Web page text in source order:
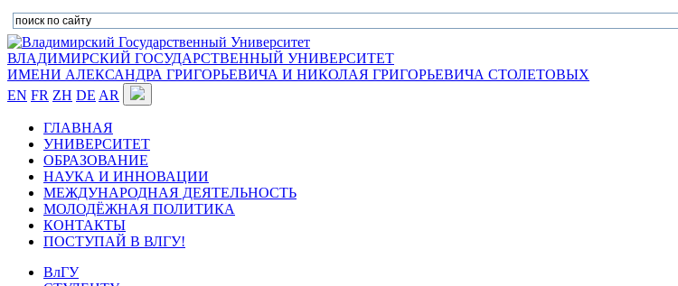
ВЛАДИМИРСКИЙ ГОСУДАРСТВЕННЫЙ УНИВЕРСИТЕТ
ИМЕНИ АЛЕКСАНДРА ГРИГОРЬЕВИЧА И НИКОЛАЯ ГРИГОРЬЕВИЧА СТОЛЕТОВЫХ
EN FR ZH DE AR
ГЛАВНАЯ
УНИВЕРСИТЕТ
ОБРАЗОВАНИЕ
НАУКА И ИННОВАЦИИ
МЕЖДУНАРОДНАЯ ДЕЯТЕЛЬНОСТЬ
МОЛОДЁЖНАЯ ПОЛИТИКА
КОНТАКТЫ
ПОСТУПАЙ В ВЛГУ!
ВлГУ